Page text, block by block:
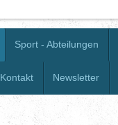
Sport - Abteilungen
Kontakt Newsletter